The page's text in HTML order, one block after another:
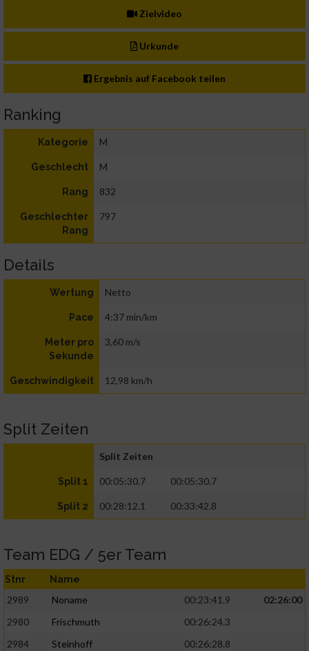
Zielvideo
Urkunde
Ergebnis auf Facebook teilen
Ranking
Kategorie M
Geschlecht M
Rang 832
Geschlechter
Rang
797
Details
Wertung Netto
Pace 4:37 min/km
Meter pro
Sekunde
3,60 m/s
Geschwindigkeit 12,98 km/h
Split Zeiten
Split Zeiten
Split 1 00:05:30.7 00:05:30.7
Split 2 00:28:12.1 00:33:42.8
Team EDG / 5er Team
Stnr Name
2989 Noname 00:23:41.9
02:26:00
2980
Frischmuth
00:26:24.3
2984
Steinhoff
00:26:28.8